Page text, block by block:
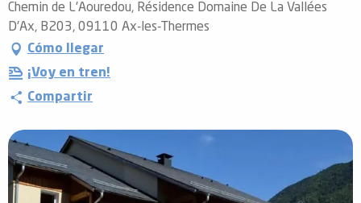
Chemin de L'Aouredou, Résidence Domaine De La Vallées
D'Ax, B203, 09110 Ax-les-Thermes
Cómo llegar
¡Voy en tren!
Compartir